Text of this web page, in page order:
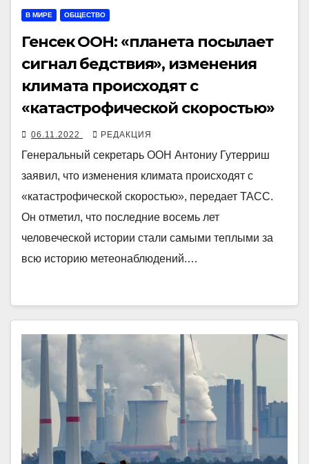
В МИРЕ ОБЩЕСТВО
Генсек ООН: «планета посылает
сигнал бедствия», изменения
климата происходят с
«катастрофической скоростью»
06.11.2022 РЕДАКЦИЯ
Генеральный секретарь ООН Антониу Гутерриш
заявил, что изменения климата происходят с
«катастрофической скоростью», передает ТАСС.
Он отметил, что последние восемь лет
человеческой истории стали самыми теплыми за
всю историю метеонаблюдений.…